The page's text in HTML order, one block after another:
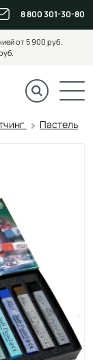
8 800 301-30-80
от 5 900 руб.
Пастель